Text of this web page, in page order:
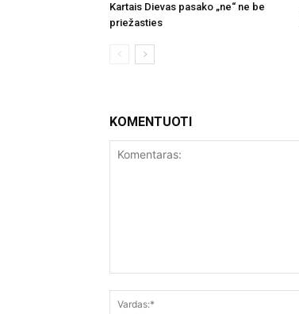
Kartais Dievas pasako „ne“ ne be
priežasties
KOMENTUOTI